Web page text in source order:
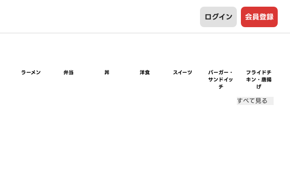
ログイン 会員登録
ラーメン 弁当 丼 洋食 スイーツ
バーガー・
サンドイッ
チ
フライドチ
キン・唐揚
げ
すべて見る